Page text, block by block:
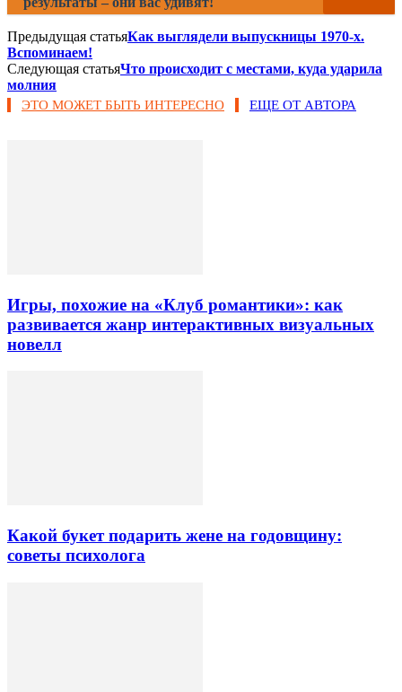
Предыдущая статьяКак выглядели выпускницы 1970-х.
Вспоминаем!
Следующая статьяЧто происходит с местами, куда ударила
молния
ЭТО МОЖЕТ БЫТЬ ИНТЕРЕСНО ЕЩЕ ОТ АВТОРА
Игры, похожие на «Клуб романтики»: как
развивается жанр интерактивных визуальных
новелл
Какой букет подарить жене на годовщину:
советы психолога